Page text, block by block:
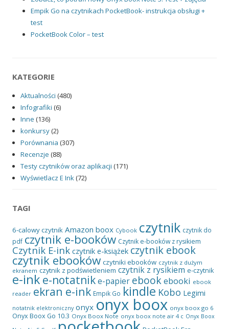
Empik Go na czytnikach PocketBook- instrukcja obsługi +
test
PocketBook Color – test
KATEGORIE
Aktualności (480)
Infografiki (6)
Inne (136)
konkursy(2)
Porównania (307)
Recenzje (88)
Testy czytników oraz aplikacji (171)
Wyświetlacz E Ink(72)
TAGI
6-calowy czytnik Amazon boox Cybook czytnik czytnik do
pdf czytnik e-booków Czytnik e-booków z rysikiem
Czytnik E-ink czytnik e-książek czytnik ebook
czytnik ebooków czytniki ebooków czytnik z dużym
ekranem czytnik z podświetleniem czytnik z rysikiem e-czytnik
e-ink e-notatnike-papier ebookebooki ebook
reader ekran e-ink Empik Go kindle Kobo Legimi
notatnik elektroniczny onyx onyx boox onyx boox go 6
Onyx Boox Go 10.3 Onyx Boox Note onyx boox note air 4 c Onyx Boox